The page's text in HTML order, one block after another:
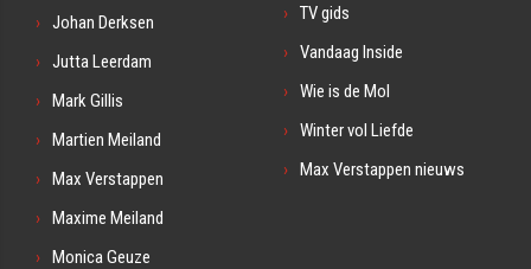
Johan Derksen
Jutta Leerdam
Mark Gillis
Martien Meiland
Max Verstappen
Maxime Meiland
Monica Geuze
TV gids
Vandaag Inside
Wie is de Mol
Winter vol Liefde
Max Verstappen nieuws